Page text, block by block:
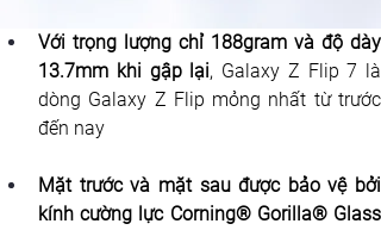
Với trọng lượng chỉ 188gram và độ dày
13.7mm khi gập lại, Galaxy Z Flip 7 là
dòng Galaxy Z Flip mỏng nhất từ trước
đến nay
Mặt trước và mặt sau được bảo vệ bởi
kính cường lực Corning® Gorilla® Glass